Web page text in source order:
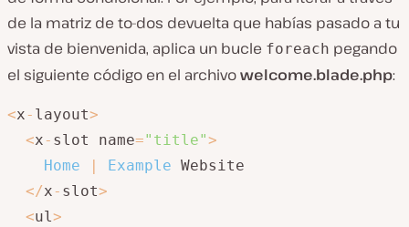
de la matriz de to-dos devuelta que habías pasado a tu
vista de bienvenida, aplica un bucle foreach pegando
el siguiente código en el archivowelcome.blade.php:
<x- layout>
<x- slot name="title">
Home
| Example Website
</x- slot>
<ul>